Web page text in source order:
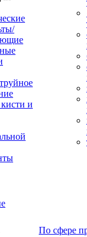
и
По сфере